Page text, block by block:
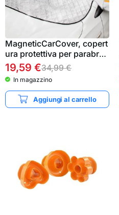
MagneticCarCover, copert
ura protettiva per parabrez
za…
19,59 €34,99€
In magazzino
Aggiungi al carrello